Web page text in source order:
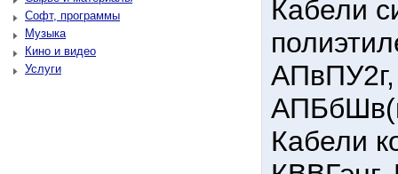
Софт, программы
Музыка
Кино и видео
Услуги
Кабели
Кабели